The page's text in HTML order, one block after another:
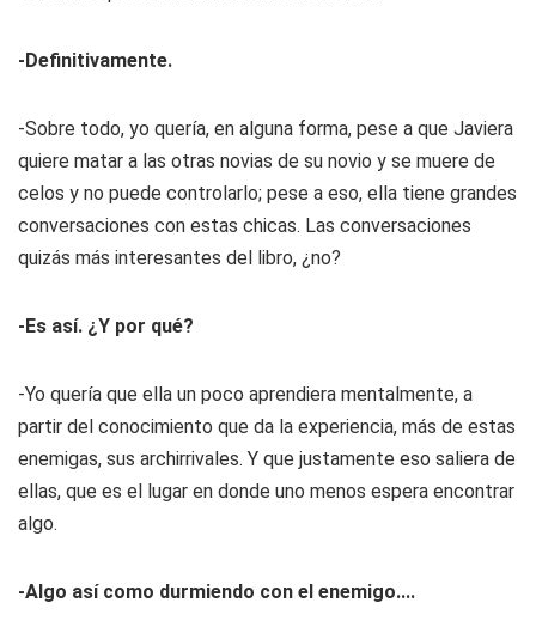
-Definitivamente.
-Sobre todo, yo quería, en alguna forma, pese a que Javiera
quiere matar a las otras novias de su novio y se muere de
celos y no puede controlarlo; pese a eso, ella tiene grandes
conversaciones con estas chicas. Las conversaciones
quizás más interesantes del libro, ¿no?
-Es así. ¿Y por qué?
-Yo quería que ella un poco aprendiera mentalmente, a
partir del conocimiento que da la experiencia, más de estas
enemigas, sus archirrivales. Y que justamente eso saliera de
ellas, que es el lugar en donde uno menos espera encontrar
algo.
-Algo así como durmiendo con el enemigo....